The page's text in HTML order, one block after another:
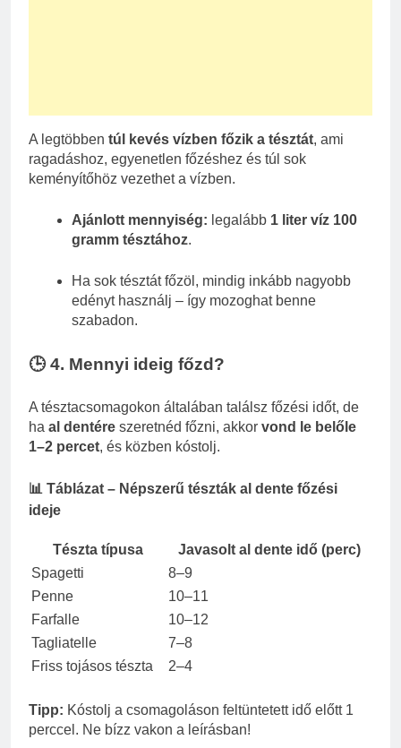
A legtöbben túl kevés vízben főzik a tésztát, ami
ragadáshoz, egyenetlen főzéshez és túl sok
keményítőhöz vezethet a vízben.
Ajánlott mennyiség: legalább 1 liter víz 100
gramm tésztához.
Ha sok tésztát főzöl, mindig inkább nagyobb
edényt használj – így mozoghat benne
szabadon.
🕒 4. Mennyi ideig főzd?
A tésztacsomagokon általában találsz főzési időt, de
ha al dentére szeretnéd főzni, akkor vond le belőle
1–2 percet, és közben kóstolj.
📊 Táblázat – Népszerű tészták al dente főzési
ideje
Tészta típusa
Javasolt al dente idő (perc)
Spagetti
8–9
Penne
10–11
Farfalle
10–12
Tagliatelle
7–8
Friss tojásos tészta
2–4
Tipp: Kóstolj a csomagoláson feltüntetett idő előtt 1
perccel. Ne bízz vakon a leírásban!